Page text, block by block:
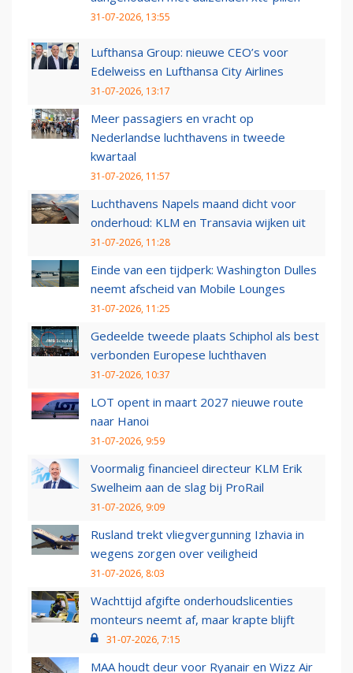
31-07-2026, 13:55
Lufthansa Group: nieuwe CEO’s voor
Edelweiss en Lufthansa City Airlines
31-07-2026, 13:17
Meer passagiers en vracht op
Nederlandse luchthavens in tweede
kwartaal
31-07-2026, 11:57
Luchthavens Napels maand dicht voor
onderhoud: KLM en Transavia wijken uit
31-07-2026, 11:28
Einde van een tijdperk: Washington Dulles
neemt afscheid van Mobile Lounges
31-07-2026, 11:25
Gedeelde tweede plaats Schiphol als best
verbonden Europese luchthaven
31-07-2026, 10:37
LOT opent in maart 2027 nieuwe route
naar Hanoi
31-07-2026, 9:59
Voormalig financieel directeur KLM Erik
Swelheim aan de slag bij ProRail
31-07-2026, 9:09
Rusland trekt vliegvergunning Izhavia in
wegens zorgen over veiligheid
31-07-2026, 8:03
Wachttijd afgifte onderhoudslicenties
monteurs neemt af, maar krapte blijft
31-07-2026, 7:15
MAA houdt deur voor Ryanair en Wizz Air